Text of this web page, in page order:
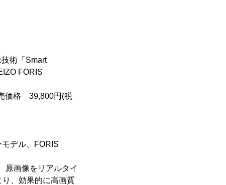
術「Smart
FORIS
価格 39,800円(税
デル、FORIS
原画像をリアルタイ
、効果的に高画質